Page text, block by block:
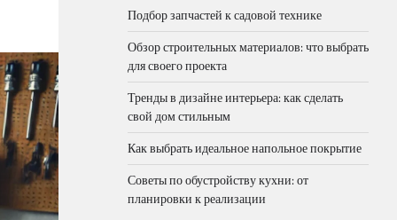
Подбор запчастей к садовой технике
Обзор строительных материалов: что выбрать
для своего проекта
Тренды в дизайне интерьера: как сделать
свой дом стильным
Как выбрать идеальное напольное покрытие
Советы по обустройству кухни: от
планировки к реализации